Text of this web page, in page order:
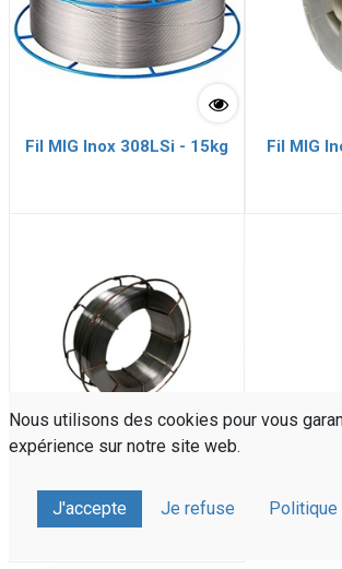
Fil MIG Inox 308LSi - 15kg Fil MIG
Fil MIG Inox 316LSi - 15kg
Nous utilisons des cookies pour vous
expérience sur notre site web.
J'accepte Je refuse Politique